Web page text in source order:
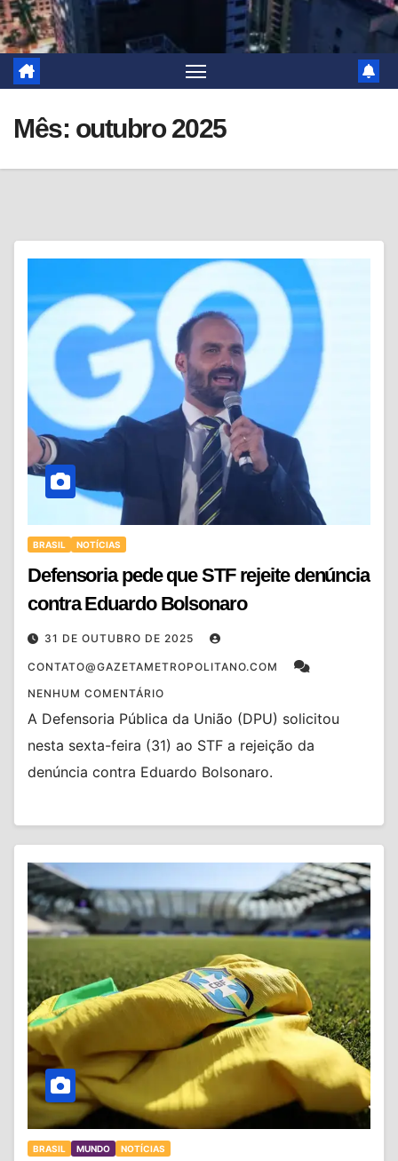
Mês: outubro 2025
BRASIL NOTÍCIAS
Defensoria pede que STF rejeite denúncia
contra Eduardo Bolsonaro
31 DE OUTUBRO DE 2025
CONTATO@GAZETAMETROPOLITANO.COM
NENHUM COMENTÁRIO
A Defensoria Pública da União (DPU) solicitou
nesta sexta-feira (31) ao STF a rejeição da
denúncia contra Eduardo Bolsonaro.
BRASIL MUNDO NOTÍCIAS